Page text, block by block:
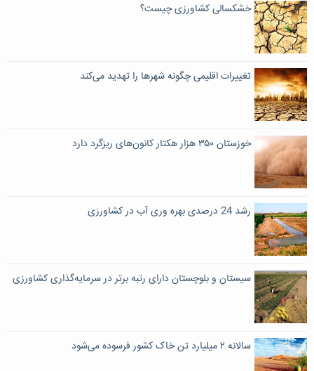
خشکسالی کشاورزی چیست؟
تغییرات اقلیمی چگونه شهرها را تهدید می‌کند
خوزستان ۳۵۰ هزار هکتار کانون‌های ریزگرد دارد
رشد 24 درصدی بهره وری آب در کشاورزی
سیستان و بلوچستان دارای رتبه برتر در سرمایه‌گذاری کشاورزی
سالانه ۲ میلیارد تن خاک کشور فرسوده می‌شود